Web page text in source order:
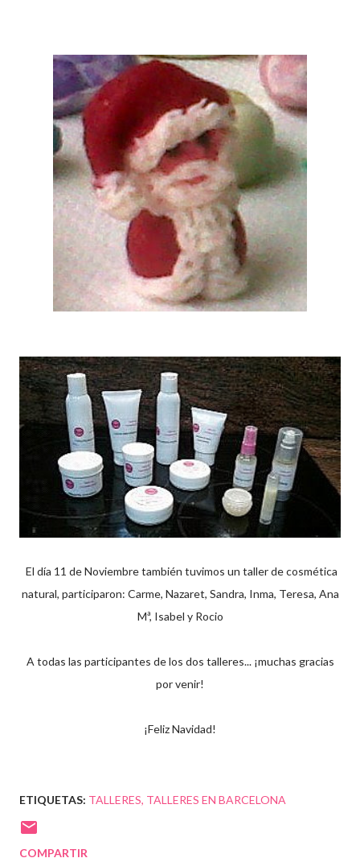
El día 11 de Noviembre también tuvimos un taller de cosmética
natural, participaron: Carme, Nazaret, Sandra, Inma, Teresa, Ana
Mª, Isabel y Rocio
A todas las participantes de los dos talleres... ¡muchas gracias
por venir!
¡Feliz Navidad!
ETIQUETAS: TALLERES TALLERES EN BARCELONA
COMPARTIR